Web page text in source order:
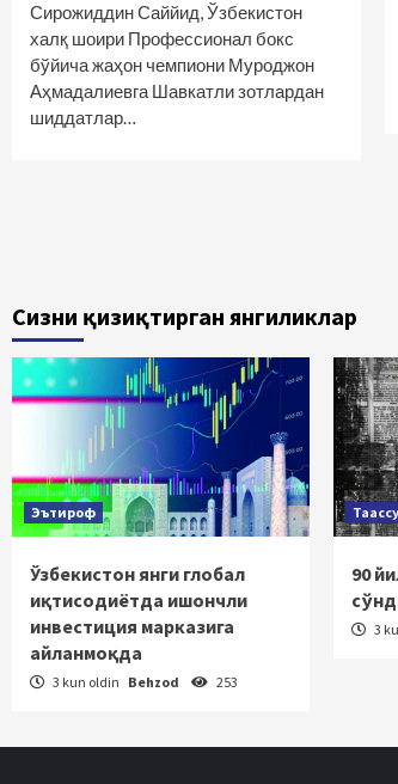
Сирожиддин Саййид, Ўзбекистон
халқ шоири Профессионал бокс
бўйича жаҳон чемпиони Муроджон
Аҳмадалиевга Шавкатли зотлардан
шиддатлар…
Сизни қизиқтирган янгиликлар
Эътироф
Ўзбекистон янги глобал
иқтисодиётда ишончли
инвестиция марказига
айланмоқда
3 kun oldin Behzod 253
90
3